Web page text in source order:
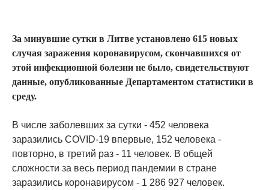
За минувшие сутки в Литве установлено 615 новых
случая заражения коронавирусом, скончавшихся от
этой инфекционной болезни не было, свидетельствуют
данные, опубликованные Департаментом статистики в
среду.
В числе заболевших за сутки - 452 человека
заразились COVID-19 впервые, 152 человека -
повторно, в третий раз - 11 человек. В общей
сложности за весь период пандемии в стране
заразились коронавирусом - 1 286 927 человек.